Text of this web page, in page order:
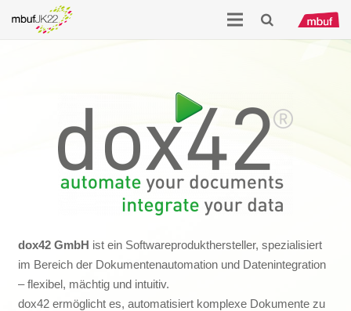
dox42 GmbH ist ein Softwareprodukthersteller, spezialisiert
im Bereich der Dokumentenautomation und Datenintegration
– flexibel, mächtig und intuitiv.
dox42 ermöglicht es, automatisiert komplexe Dokumente zu